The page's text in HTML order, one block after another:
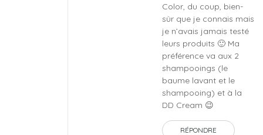
Color, du coup, bien-
sûr que je connais mais
je n’avais jamais testé
leurs produits 🙂 Ma
préférence va aux 2
shampooings (le
baume lavant et le
shampooing) et à la
DD Cream 😉
RÉPONDRE